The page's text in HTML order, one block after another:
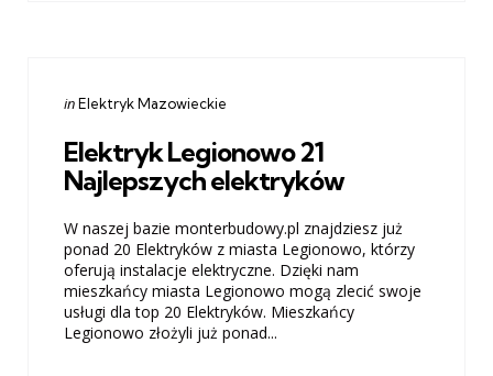
Categories
Posted
inElektryk Mazowieckie
Elektryk Legionowo 21
Najlepszych elektryków
W naszej bazie monterbudowy.pl znajdziesz już
ponad 20 Elektryków z miasta Legionowo, którzy
oferują instalacje elektryczne. Dzięki nam
mieszkańcy miasta Legionowo mogą zlecić swoje
usługi dla top 20 Elektryków. Mieszkańcy
Legionowo złożyli już ponad...